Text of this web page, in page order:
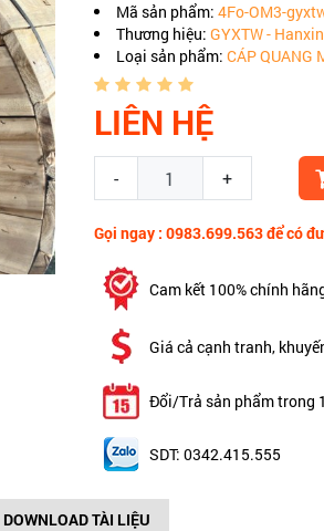
Mã sản phẩm: 4Fo-OM3-
Thương hiệu: GYXTW - Hanxin
Loại sản phẩm: CÁP QUANG
LIÊN HỆ
- +
Gọi ngay : 0983.699.563 để có
Cam kết 100% chính
Giá cả cạnh tranh,
Đổi/Trả sản phẩm trong
SDT: 0342.415.555
DOWNLOAD TÀI LIỆU